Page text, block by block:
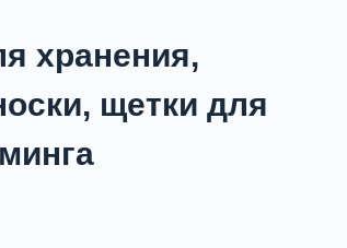
хранения,
щетки для